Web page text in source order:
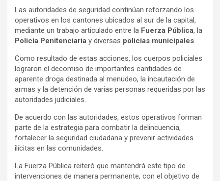
Las autoridades de seguridad continúan reforzando los
operativos en los cantones ubicados al sur de la capital,
mediante un trabajo articulado entre la Fuerza Pública, la
Policía Penitenciaria y diversas policías municipales.
Como resultado de estas acciones, los cuerpos policiales
lograron el decomiso de importantes cantidades de
aparente droga destinada al menudeo, la incautación de
armas y la detención de varias personas requeridas por las
autoridades judiciales.
De acuerdo con las autoridades, estos operativos forman
parte de la estrategia para combatir la delincuencia,
fortalecer la seguridad ciudadana y prevenir actividades
ilícitas en las comunidades.
La Fuerza Pública reiteró que mantendrá este tipo de
intervenciones de manera permanente, con el objetivo de